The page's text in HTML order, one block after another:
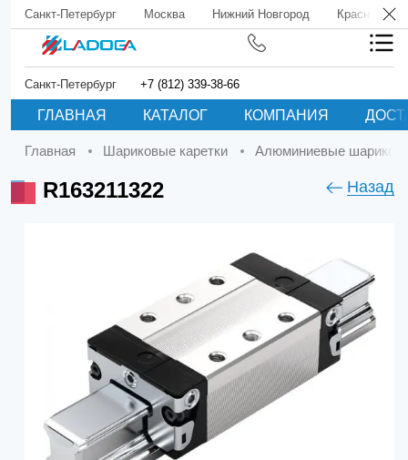
Санкт-Петербург Москва Нижний Новгород Краснодар
Санкт-Петербург +7 (812) 339-38-66
ГЛАВНАЯ КАТАЛОГ КОМПАНИЯ
Главная Шариковые каретки Алюминиевые
R163211322 Назад